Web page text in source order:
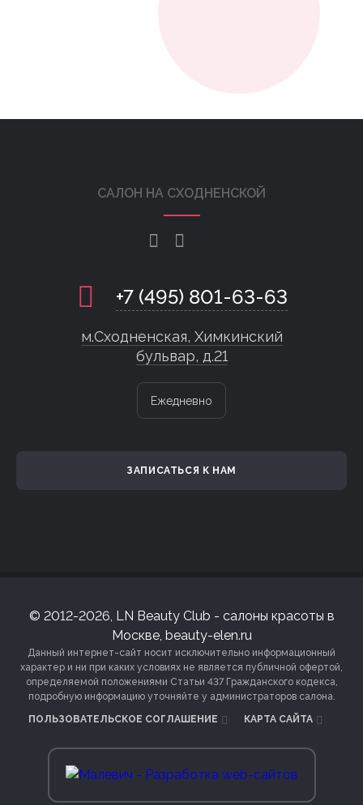
САЛОН НА СХОДНЕНСКОЙ
+7 (495) 801-63-63
м.Сходненская, Химкинский
бульвар, д.21
Ежедневно
ЗАПИСАТЬСЯ К НАМ
© 2012-2026, LN Beauty Club - салоны красоты в
Москве, beauty-elen.ru
Данный интернет-сайт носит исключительно информационный
характер и ни при каких условиях не является публичной офертой,
определяемой положениями Статьи 437 Гражданского кодекса,
подробную информацию уточняйте у администраторов салона.
ПОЛЬЗОВАТЕЛЬСКОЕ СОГЛАШЕНИЕ
КАРТА САЙТА